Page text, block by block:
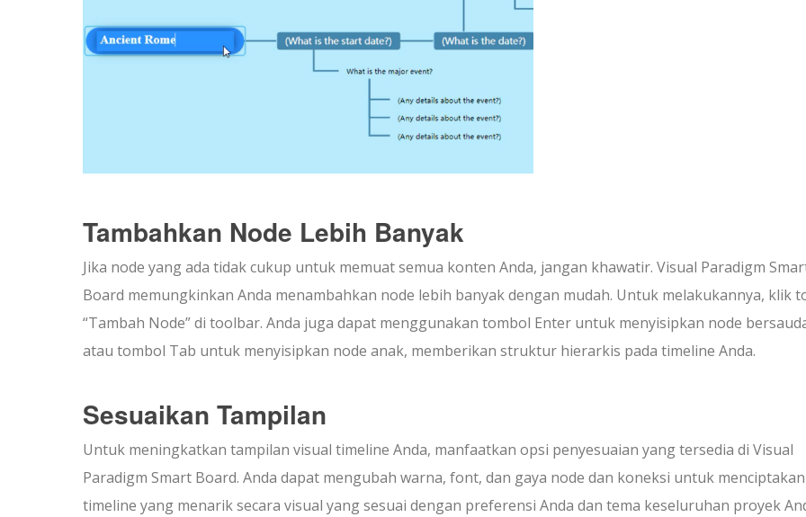
Tambahkan Node Lebih Banyak
Jika node yang ada tidak cukup untuk memuat semua konten Anda, jangan khawatir. Visual Paradigm
Board memungkinkan Anda menambahkan node lebih banyak dengan mudah. Untuk melakukannya, klik
“Tambah Node” di toolbar. Anda juga dapat menggunakan tombol Enter untuk menyisipkan node
atau tombol Tab untuk menyisipkan node anak, memberikan struktur hierarkis pada timeline Anda.
Sesuaikan Tampilan
Untuk meningkatkan tampilan visual timeline Anda, manfaatkan opsi penyesuaian yang tersedia di Visual
Paradigm Smart Board. Anda dapat mengubah warna, font, dan gaya node dan koneksi untuk menciptakan
timeline yang menarik secara visual yang sesuai dengan preferensi Anda dan tema keseluruhan proyek